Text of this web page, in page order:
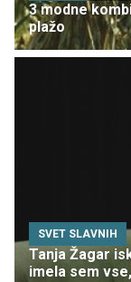
3 modne
plažo
SVET SLAVNIH
Tanja Žagar
imela sem